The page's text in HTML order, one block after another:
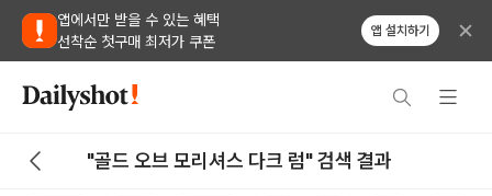
앱에서만 받을 수 있는 혜택
선착순 첫구매 최저가 쿠폰
앱 설치하기
"골드 오브 모리셔스 다크 럼" 검색 결과